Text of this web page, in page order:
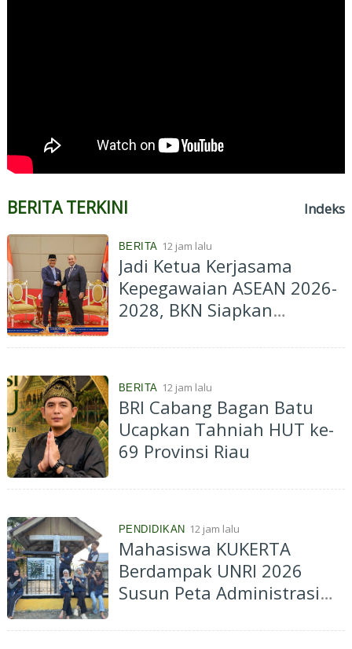
BERITA TERKINI Indeks
BERITA 12 jam lalu
Jadi Ketua Kerjasama
Kepegawaian ASEAN 2026-
2028, BKN Siapkan
Kolaborasi ASN ASEAN
BERITA 12 jam lalu
BRI Cabang Bagan Batu
Ucapkan Tahniah HUT ke-
69 Provinsi Riau
PENDIDIKAN 12 jam lalu
Mahasiswa KUKERTA
Berdampak UNRI 2026
Susun Peta Administrasi
untuk Dukung Informasi